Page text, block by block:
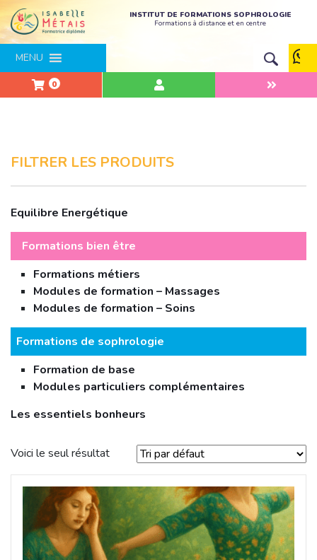
INSTITUT DE FORMATIONS SOPHROLOGIE
Formations à distance et en centre
MENU
0
FILTRER LES PRODUITS
Equilibre Energétique
Formations bien être
Formations métiers
Modules de formation – Massages
Modules de formation – Soins
Formations de sophrologie
Formation de base
Modules particuliers complémentaires
Les essentiels bonheurs
Voici le seul résultat